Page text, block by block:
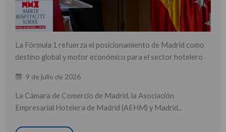
La Fórmula 1 refuerza el posicionamiento de Madrid como
destino global y motor económico para el sector hotelero
9 de julio de 2026
La Cámara de Comercio de Madrid, la Asociación
Empresarial Hotelera de Madrid (AEHM) y Madrid...